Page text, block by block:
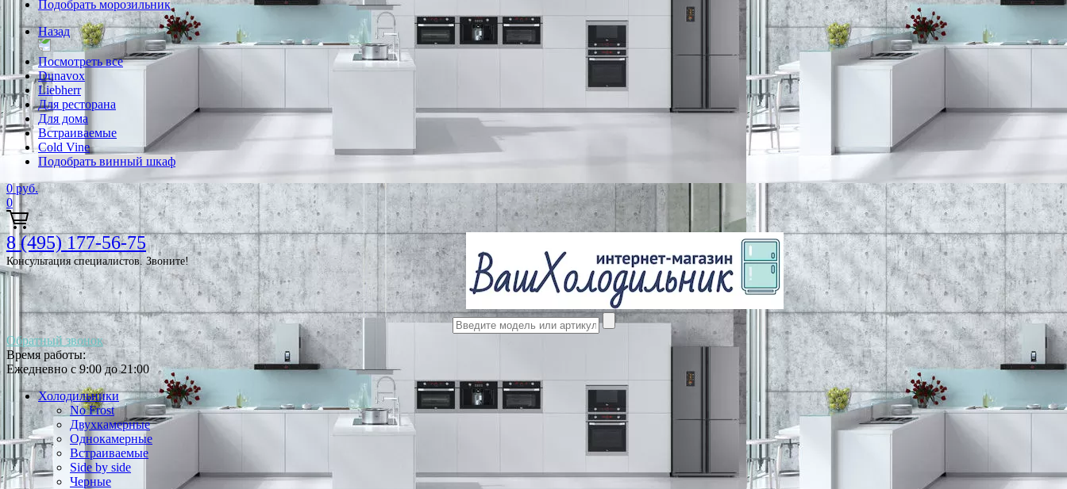
Подобрать морозильник
Назад
Посмотреть все
Dunavox
Liebherr
Для ресторана
Для дома
Встраиваемые
Cold Vine
Подобрать винный шкаф
0 руб.
0
8 (495) 177-56-75
Консультация специалистов. Звоните!
Обратный звонок
Время работы:
Ежедневно с 9:00 до 21:00
Холодильники
No Frost
Двухкамерные
Однокамерные
Встраиваемые
Side by side
Черные